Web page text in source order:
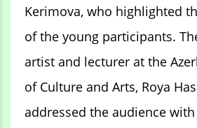
Kerimova, who highlighted
of the young participants.
artist and lecturer at the
of Culture and Arts, Roya
addressed the audience